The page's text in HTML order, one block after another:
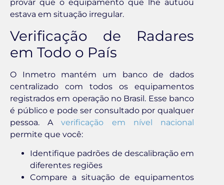
provar que o equipamento que lhe autuou
estava em situação irregular.
Verificação de Radares
em Todo o País
O Inmetro mantém um banco de dados
centralizado com todos os equipamentos
registrados em operação no Brasil. Esse banco
é público e pode ser consultado por qualquer
pessoa. Averificação em nível nacional
permite que você:
Identifique padrões de descalibração em
diferentes regiões
Compare a situação de equipamentos